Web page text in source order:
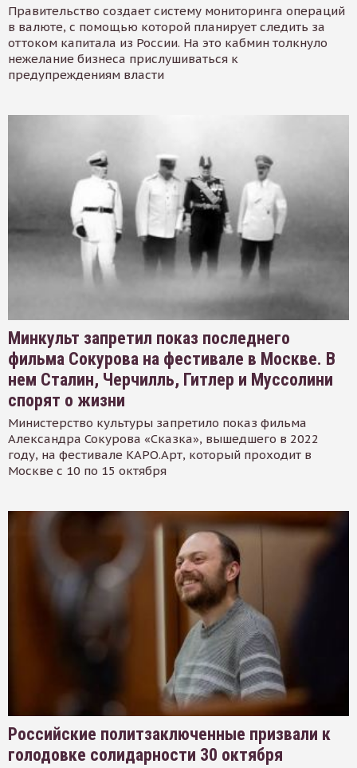
Правительство создает систему мониторинга операций
в валюте, с помощью которой планирует следить за
оттоком капитала из России. На это кабмин толкнуло
нежелание бизнеса прислушиваться к
предупреждениям власти
Минкульт запретил показ последнего
фильма Сокурова на фестивале в Москве. В
нем Сталин, Черчилль, Гитлер и Муссолини
спорят о жизни
Министерство культуры запретило показ фильма
Александра Сокурова «Сказка», вышедшего в 2022
году, на фестивале КАРО.Арт, который проходит в
Москве с 10 по 15 октября
Российские политзаключенные призвали к
голодовке солидарности 30 октября